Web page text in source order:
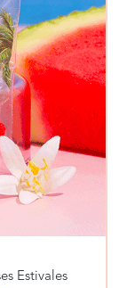
Estivales